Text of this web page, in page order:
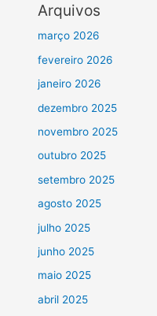
Arquivos
março 2026
fevereiro 2026
janeiro 2026
dezembro 2025
novembro 2025
outubro 2025
setembro 2025
agosto 2025
julho 2025
junho 2025
maio 2025
abril 2025